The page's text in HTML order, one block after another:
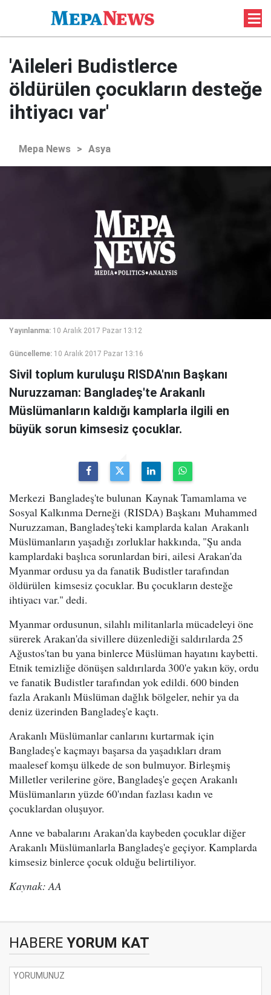
'Aileleri Budistlerce
öldürülen çocukların desteğe
ihtiyacı var'
Mepa News > Asya
Yayınlanma: 10 Aralık 2017 Pazar 13:12
Güncelleme: 10 Aralık 2017 Pazar 13:16
Sivil toplum kuruluşu RISDA'nın Başkanı
Nuruzzaman: Bangladeş'te Arakanlı
Müslümanların kaldığı kamplarla ilgili en
büyük sorun kimsesiz çocuklar.
Merkezi Bangladeş'te bulunan Kaynak Tamamlama ve
Sosyal Kalkınma Derneği (RISDA) Başkanı Muhammed
Nuruzzaman, Bangladeş'teki kamplarda kalan Arakanlı
Müslümanların yaşadığı zorluklar hakkında, "Şu anda
kamplardaki başlıca sorunlardan biri, ailesi Arakan'da
Myanmar ordusu ya da fanatik Budistler tarafından
öldürülen kimsesiz çocuklar. Bu çocukların desteğe
ihtiyacı var." dedi.
Myanmar ordusunun, silahlı militanlarla mücadeleyi öne
sürerek Arakan'da sivillere düzenlediği saldırılarda 25
Ağustos'tan bu yana binlerce Müslüman hayatını kaybetti.
Etnik temizliğe dönüşen saldırılarda 300'e yakın köy, ordu
ve fanatik Budistler tarafından yok edildi. 600 binden
fazla Arakanlı Müslüman dağlık bölgeler, nehir ya da
deniz üzerinden Bangladeş'e kaçtı.
Arakanlı Müslümanlar canlarını kurtarmak için
Bangladeş'e kaçmayı başarsa da yaşadıkları dram
maalesef komşu ülkede de son bulmuyor. Birleşmiş
Milletler verilerine göre, Bangladeş'e geçen Arakanlı
Müslümanların yüzde 60'ından fazlası kadın ve
çocuklardan oluşuyor.
Anne ve babalarını Arakan'da kaybeden çocuklar diğer
Arakanlı Müslümanlarla Bangladeş'e geçiyor. Kamplarda
kimsesiz binlerce çocuk olduğu belirtiliyor.
Kaynak: AA
HABERE YORUM KAT